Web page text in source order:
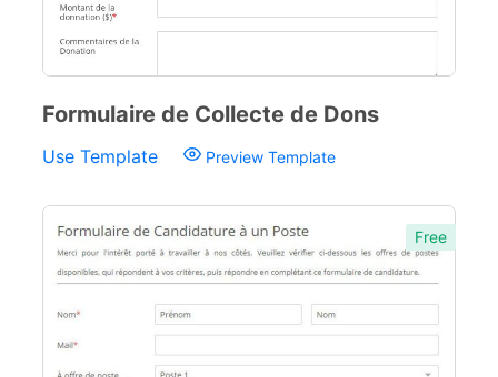
Formulaire de Collecte de Dons
Use Template Preview Template
Free